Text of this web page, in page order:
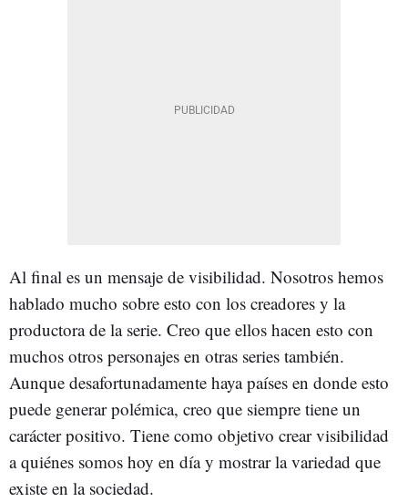
Al final es un mensaje de visibilidad. Nosotros hemos
hablado mucho sobre esto con los creadores y la
productora de la serie. Creo que ellos hacen esto con
muchos otros personajes en otras series también.
Aunque desafortunadamente haya países en donde esto
puede generar polémica, creo que siempre tiene un
carácter positivo. Tiene como objetivo crear visibilidad
a quiénes somos hoy en día y mostrar la variedad que
existe en la sociedad.